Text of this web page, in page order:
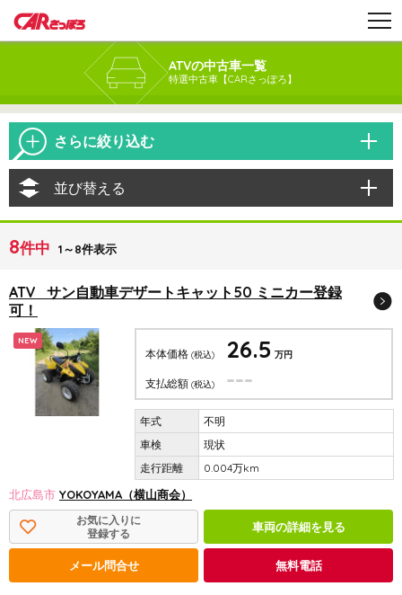
ATVの中古車一覧
特選中古車【CARさっぽろ】
さらに絞り込む
並び替える
8件中 1～8件表示
ATV サン自動車デザートキャット50 ミニカー登録
可！
NEW
本体価格 (税込) 26.5 万円
支払総額 (税込) ---
不明
現状
0.004万km
北広島市 YOKOYAMA（横山商会）
お気に入りに
登録する
車両の詳細を見る
メール問合せ 無料電話